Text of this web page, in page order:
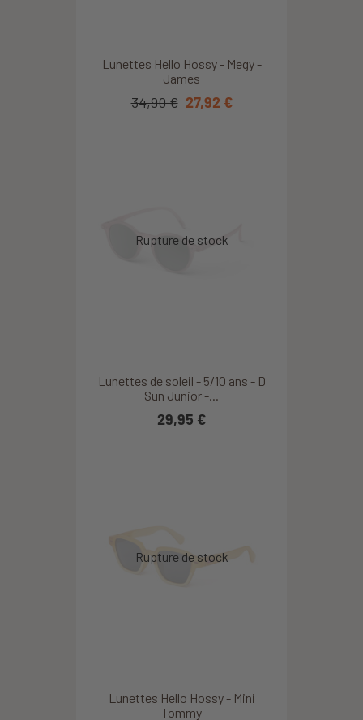
Lunettes Hello Hossy - Megy -
James
34,90 € 27,92 €
Lunettes de soleil - 5/10 ans - D
Sun Junior -...
29,95 €
Lunettes Hello Hossy - Mini
Tommy